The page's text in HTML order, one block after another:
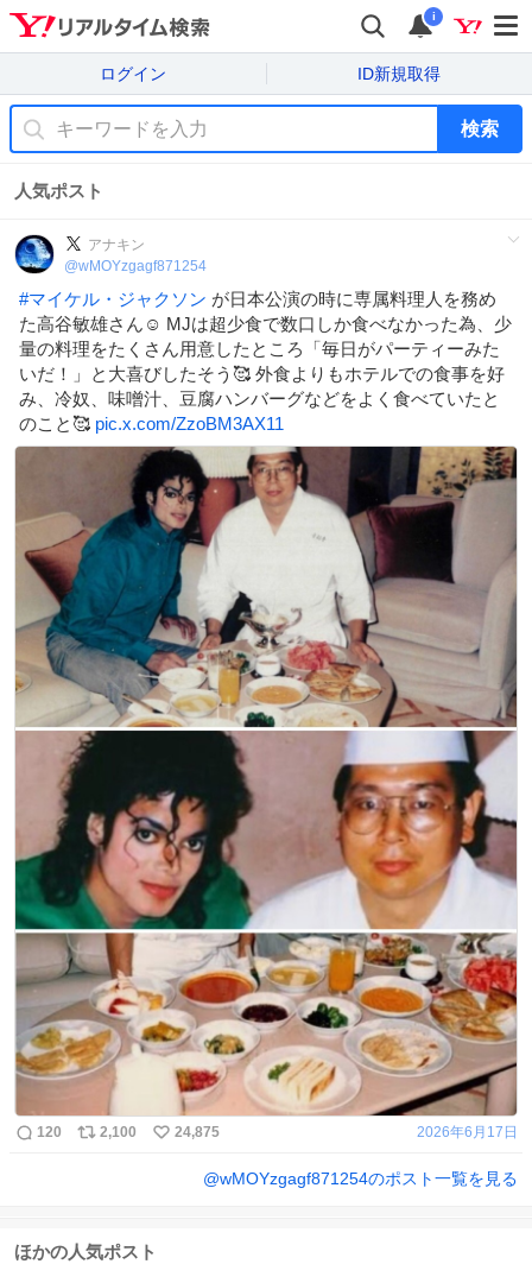
i
ログイン ID新規取得
検索
人気ポスト
アナキン
@wMOYzgagf871254
#マイケル・ジャクソン が日本公演の時に専属料理人を務め
た高谷敏雄さん☺️ MJは超少食で数口しか食べなかった為、少
量の料理をたくさん用意したところ「毎日がパーティーみた
いだ！」と大喜びしたそう🥰 外食よりもホテルでの食事を好
み、冷奴、味噌汁、豆腐ハンバーグなどをよく食べていたと
のこと🥰 pic.x.com/ZzoBM3AX11
120 2,100 24,875 2026年6月17日
@wMOYzgagf871254のポスト一覧を見る
ほかの人気ポスト